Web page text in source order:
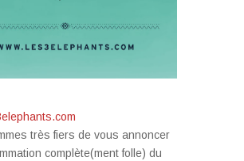
très fiers de vous annoncer
complète(ment folle) du